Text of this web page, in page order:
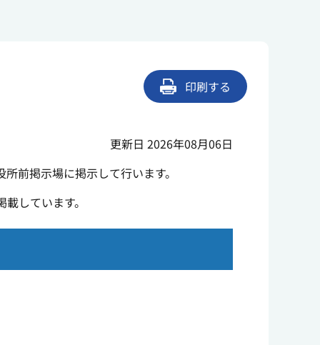
印刷する
更新日 2026年08月06日
前掲示場に掲示して行います。
しています。